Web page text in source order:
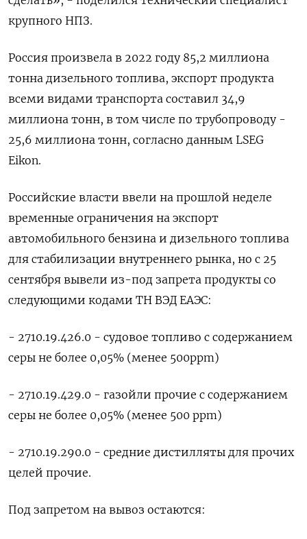
крупного НПЗ.
Россия произвела в 2022 году 85,2 миллиона
тонна дизельного топлива, экспорт продукта
всеми видами транспорта составил 34,9
миллиона тонн, в том числе по трубопроводу -
25,6 миллиона тонн, согласно данным LSEG
Eikon.
Российские власти ввели на прошлой неделе
временные ограничения на экспорт
автомобильного бензина и дизельного топлива
для стабилизации внутреннего рынка, но с 25
сентября вывели из-под запрета продукты со
следующими кодами ТН ВЭД ЕАЭС:
- 2710.19.426.0 - судовое топливо с содержанием
серы не более 0,05% (менее 500ppm)
- 2710.19.429.0 - газойли прочие с содержанием
серы не более 0,05% (менее 500 ppm)
- 2710.19.290.0 - средние дистилляты для прочих
целей прочие.
Под запретом на вывоз остаются: